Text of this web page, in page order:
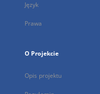
Język
Prawa
O Projekcie
Opis projektu